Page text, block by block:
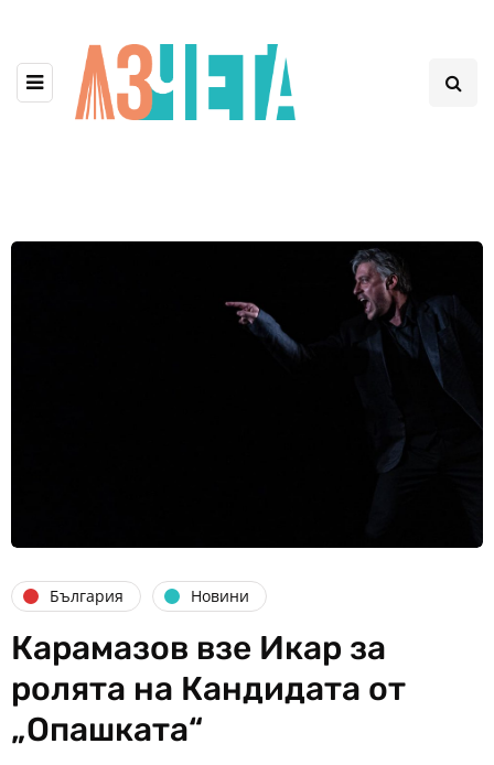
България Новини
Карамазов взе Икар за
ролята на Кандидата от
„Опашката“